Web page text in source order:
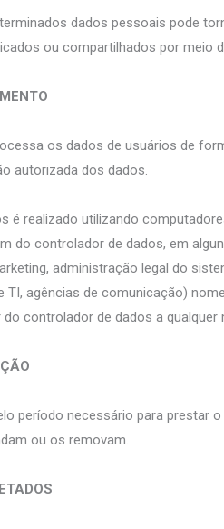
dados pessoais pode
ou compartilhados por meio
os dados de usuários de
autorizada dos dados.
é realizado utilizando
do controlador de dados, em
administração legal do
TI, agências de comunicação)
controlador de dados a qualquer
período necessário para prestar
ou os removam.